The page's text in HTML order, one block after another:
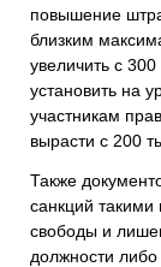
повышение
близким
увеличить с
установить на
участникам
вырасти с 200
Также
санкций такими
свободы и
должности